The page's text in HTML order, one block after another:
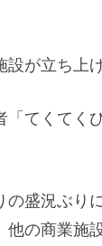
設が立ち上
「てくてく
の盛況ぶり
他の商業施